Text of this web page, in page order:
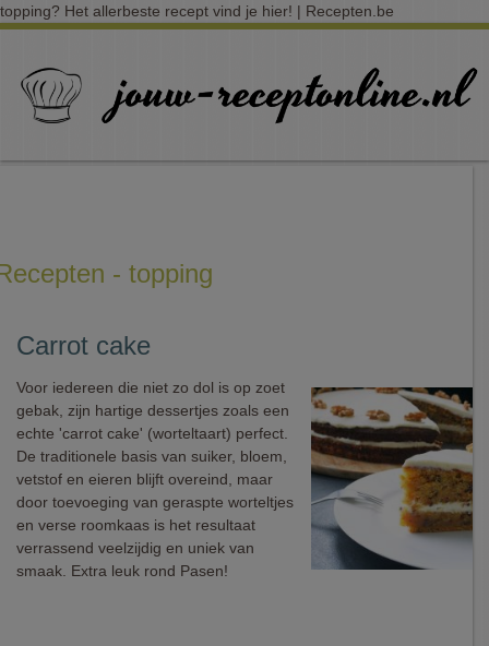
topping? Het allerbeste recept vind je hier! | Recepten.be
- topping
Carrot cake
Voor iedereen die niet zo dol is op zoet
gebak, zijn hartige dessertjes zoals een
echte 'carrot cake' (worteltaart) perfect.
De traditionele basis van suiker, bloem,
vetstof en eieren blijft overeind, maar
door toevoeging van geraspte worteltjes
en verse roomkaas is het resultaat
verrassend veelzijdig en uniek van
smaak. Extra leuk rond Pasen!